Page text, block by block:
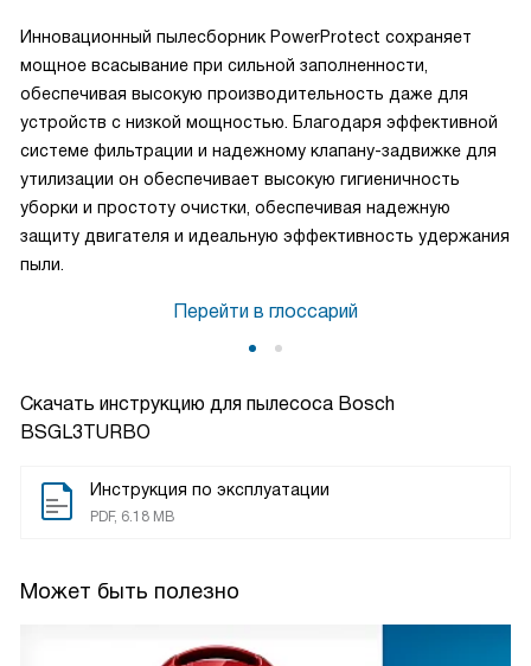
Скачать инструкцию для пылесоса Bosch
BSGL3TURBO
Инструкция по эксплуатации
PDF, 6.18 MB
Может быть полезно
Инновационный пылесборник PowerProtect сохраняет
мощное всасывание при сильной заполненности,
обеспечивая высокую производительность даже для
устройств с низкой мощностью. Благодаря эффективной
системе фильтрации и надежному клапану-задвижке для
утилизации он обеспечивает высокую гигиеничность
уборки и простоту очистки, обеспечивая надежную
защиту двигателя и идеальную эффективность удержания
пыли.
Перейти в глоссарий